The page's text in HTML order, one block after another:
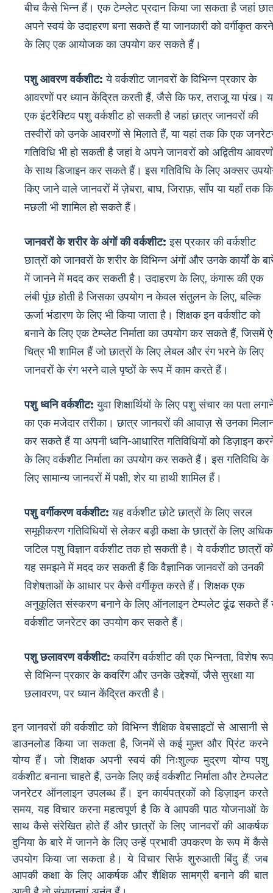
बीच कैसे भिन्न हैं। एक टेम्प्लेट प्रदान किया जा सकता है जहां
अपने स्वयं के उदाहरण बना सकते हैं या जानकारी को वर्गीकृत करने
के लिए एक आयोजक का उपयोग कर सकते हैं।
पशु आवरण वर्कशीट: ये वर्कशीट जानवरों के विभिन्न प्रकार के
आवरणों पर ध्यान केंद्रित करती हैं, जैसे कि फर, तराजू या पंख।
एक इंटरैक्टिव पशु वर्कशीट हो सकती है जहां छात्र जानवरों की
तस्वीरों को उनके आवरणों से मिलाते हैं, या यहां तक ​​​​कि एक
गतिविधि भी हो सकती है जहां वे अपने जानवरों को अद्वितीय
के साथ डिजाइन कर सकते हैं। इस गतिविधि के लिए अक्सर
किए जाने वाले जानवरों में ज़ेबरा, बाघ, जिराफ़, साँप या यहाँ तक कि
मछली भी शामिल हो सकते हैं।
जानवरों के शरीर के अंगों की वर्कशीट: इस प्रकार की वर्कशीट
छात्रों को जानवरों के शरीर के विभिन्न अंगों और उनके कार्यों के
में जानने में मदद कर सकती है। उदाहरण के लिए, कंगारू की एक
लंबी पूंछ होती है जिसका उपयोग न केवल संतुलन के लिए, बल्कि
ऊर्जा भंडारण के लिए भी किया जाता है। शिक्षक इन वर्कशीट को
बनाने के लिए एक टेम्प्लेट निर्माता का उपयोग कर सकते हैं, जिसमें
चित्र भी शामिल हैं जो छात्रों के लिए लेबल और रंग भरने के लिए
जानवरों के रंग भरने वाले पृष्ठों के रूप में काम करते हैं।
पशु ध्वनि वर्कशीट: युवा शिक्षार्थियों के लिए पशु संचार का पता
का एक मजेदार तरीका। छात्र जानवरों की आवाज़ से उनका
कर सकते हैं या अपनी ध्वनि-आधारित गतिविधियों को डिज़ाइन
के लिए वर्कशीट निर्माता का उपयोग कर सकते हैं। इस गतिविधि के
लिए सामान्य जानवरों में पक्षी, शेर या हाथी शामिल हैं।
पशु वर्गीकरण वर्कशीट: यह वर्कशीट छोटे छात्रों के लिए सरल
समूहीकरण गतिविधियों से लेकर बड़ी कक्षा के छात्रों के लिए अधिक
जटिल पशु विज्ञान वर्कशीट तक हो सकती है। ये वर्कशीट छात्रों
यह समझने में मदद कर सकती हैं कि वैज्ञानिक जानवरों को उनकी
विशेषताओं के आधार पर कैसे वर्गीकृत करते हैं। शिक्षक एक
अनुकूलित संस्करण बनाने के लिए ऑनलाइन टेम्पलेट ढूंढ सकते हैं
वर्कशीट जनरेटर का उपयोग कर सकते हैं।
पशु छलावरण वर्कशीट: कवरिंग वर्कशीट की एक भिन्नता, विशेष रूप
से विभिन्न प्रकार के कवरिंग और उनके उद्देश्यों, जैसे सुरक्षा या
छलावरण, पर ध्यान केंद्रित करती है।
इन जानवरों की वर्कशीट को विभिन्न शैक्षिक वेबसाइटों से आसानी से
डाउनलोड किया जा सकता है, जिनमें से कई मुफ़्त और प्रिंट करने
योग्य हैं। जो शिक्षक अपनी स्वयं की निःशुल्क मुद्रण योग्य पशु
वर्कशीट बनाना चाहते हैं, उनके लिए कई वर्कशीट निर्माता और टेम्पलेट
जनरेटर ऑनलाइन उपलब्ध हैं। इन कार्यपत्रकों को डिज़ाइन करते
समय, यह विचार करना महत्वपूर्ण है कि वे आपकी पाठ योजनाओं के
साथ कैसे संरेखित होते हैं और छात्रों के लिए जानवरों की आकर्षक
दुनिया के बारे में जानने के लिए उन्हें प्रभावी उपकरण के रूप में कैसे
उपयोग किया जा सकता है। ये विचार सिर्फ शुरुआती बिंदु हैं; जब
आपकी कक्षा के लिए आकर्षक और शैक्षिक सामग्री बनाने की बात